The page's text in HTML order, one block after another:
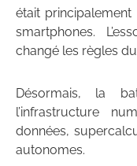
était
smartphones.
changé les règles
Désormais, la
l’infrastructure
données,
autonomes.